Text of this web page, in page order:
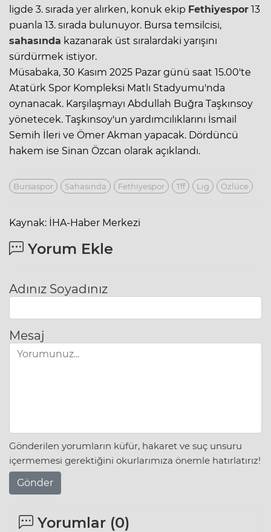
ligde 3. sırada yer alırken, konuk ekip Fethiyespor 13
puanla 13. sırada bulunuyor. Bursa temsilcisi,
sahasında kazanarak üst sıralardaki yarışını
sürdürmek istiyor.
Müsabaka, 30 Kasım 2025 Pazar günü saat 15.00'te
Atatürk Spor Kompleksi Matlı Stadyumu'nda
oynanacak. Karşılaşmayı Abdullah Buğra Taşkınsoy
yönetecek. Taşkınsoy'un yardımcılıklarını İsmail
Semih İleri ve Ömer Akman yapacak. Dördüncü
hakem ise Sinan Özcan olarak açıklandı.
Bursaspor Sahasında Fethiyespor Tff Lig Özlüce
Kaynak: İHA-Haber Merkezi
Yorum Ekle
Adınız Soyadınız
Mesaj
Gönderilen yorumların küfür, hakaret ve suç unsuru
içermemesi gerektiğini okurlarımıza önemle hatırlatırız!
Gönder
Yorumlar (0)